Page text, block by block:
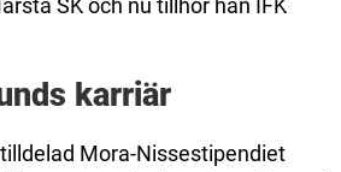
SK och nu tillhör han IFK
karriär
Mora-Nissestipendiet